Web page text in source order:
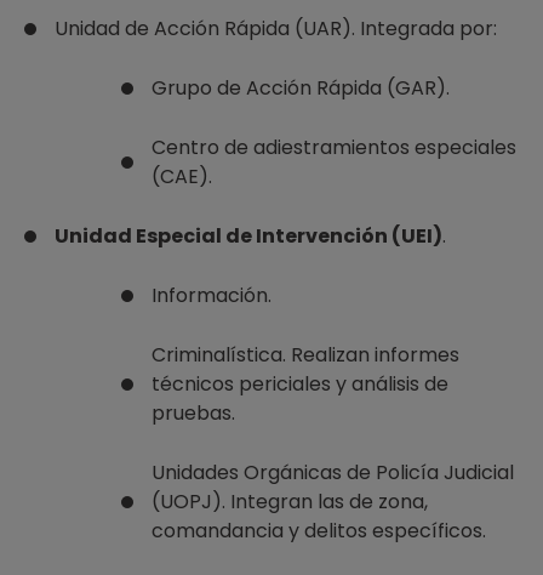
Unidad de Acción Rápida (UAR). Integrada por:
Grupo de Acción Rápida (GAR).
Centro de adiestramientos especiales
(CAE).
Unidad Especial de Intervención (UEI).
Información.
Criminalística. Realizan informes
técnicos periciales y análisis de
pruebas.
Unidades Orgánicas de Policía Judicial
(UOPJ). Integran las de zona,
comandancia y delitos específicos.